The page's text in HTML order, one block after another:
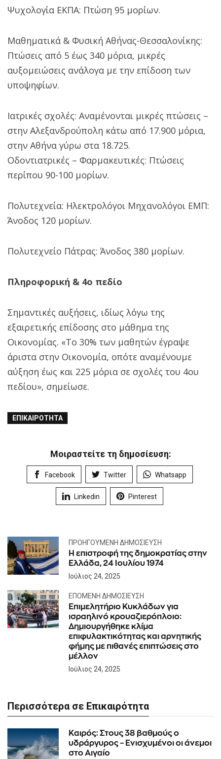
Ψυχολογία ΕΚΠΑ: Πτώση 95 μορίων.
Μαθηματικά & Φυσική Αθήνας-Θεσσαλονίκης:
Πτώσεις από 5 έως 340 μόρια, μικρές
αυξομειώσεις ανάλογα με την επίδοση των
υποψηφίων.
Ιατρικές σχολές: Αναμένονται μικρές πτώσεις –
στην Αλεξανδρούπολη κάτω από 17.900 μόρια,
στην Αθήνα γύρω στα 18.725.
Οδοντιατρικές – Φαρμακευτικές: Πτώσεις
περίπου 90-100 μορίων.
Πολυτεχνεία: Ηλεκτρολόγοι Μηχανολόγοι ΕΜΠ:
Άνοδος 120 μορίων.
Πολυτεχνείο Πάτρας: Άνοδος 380 μορίων.
Πληροφορική & 4ο πεδίο
Σημαντικές αυξήσεις, ιδίως λόγω της
εξαιρετικής επίδοσης στο μάθημα της
Οικονομίας. «Το 30% των μαθητών έγραψε
άριστα στην Οικονομία, οπότε αναμένουμε
αύξηση έως και 225 μόρια σε σχολές του 4ου
πεδίου», σημείωσε.
ΕΠΙΚΑΙΡΌΤΗΤΑ
Μοιραστείτε τη δημοσίευση:
Facebook Twitter Whatsapp
Linkedin Pinterest
ΠΡΟΗΓΟΎΜΕΝΗ ΔΗΜΟΣΊΕΥΣΗ
Η επιστροφή της δημοκρατίας στην
Ελλάδα, 24 Ιουλίου 1974
Ιούλιος 24, 2025
ΕΠΌΜΕΝΗ ΔΗΜΟΣΊΕΥΣΗ
Eπιμελητήριο Κυκλάδων για
ισραηλινό κρουαζιερόπλοιο:
Δημιουργήθηκε κλίμα
επιφυλακτικότητας και αρνητικής
φήμης με πιθανές επιπτώσεις στο
μέλλον
Ιούλιος 24, 2025
Περισσότερα σε Επικαιρότητα
Καιρός: Στους 38 βαθμούς ο
υδράργυρος – Ενισχυμένοι οι άνεμοι
στο Αιγαίο